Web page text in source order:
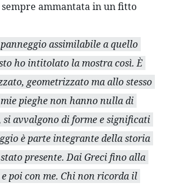
ammantata in un fitto
assimilabile a quello
ho intitolato la mostra così. È
geometrizzato ma allo stesso
pieghe non hanno nulla di
si avvalgono di forme e significati
è parte integrante della storia
presente. Dai Greci fino alla
poi con me. Chi non ricorda il